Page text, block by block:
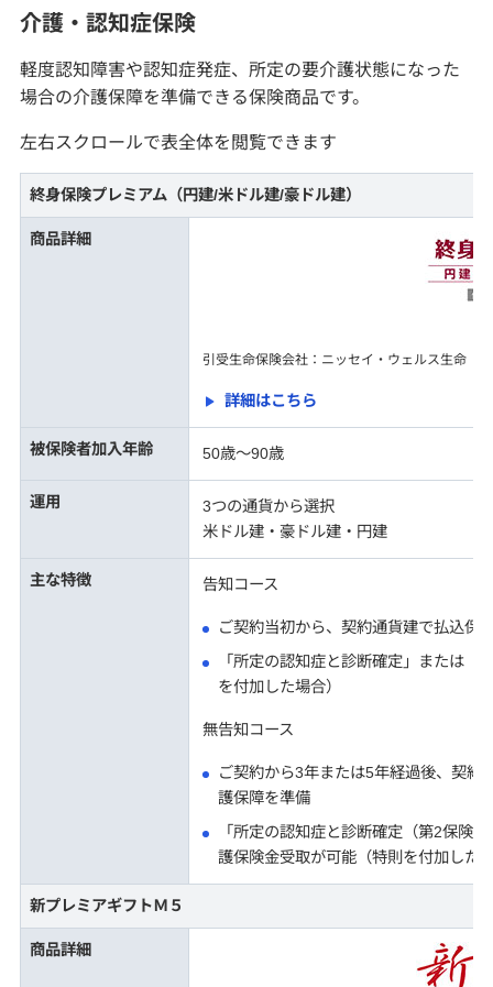
介護・認知症保険
軽度認知障害や認知症発症、所定の要介護状態になった
場合の介護保障を準備できる保険商品です。
左右スクロールで表全体を閲覧できます
終身保険プレミアム（円建/米ドル建/豪ドル建）
商品詳細
引受生命保険会社：ニッセイ・ウェルス生命
詳細はこちら
被保険者加入年齢 50歳〜90歳
運用
3つの通貨から選択
米ドル建・豪ドル建・円建
主な特徴 告知コース
ご契約当初から、契約通貨建で払込保
「所定の認知症と診断確定」または
を付加した場合）
無告知コース
ご契約から3年または5年経過後、契約
護保障を準備
「所定の認知症と診断確定（第2保険
護保険金受取が可能（特則を付加した
新プレミアギフトＭ５
商品詳細